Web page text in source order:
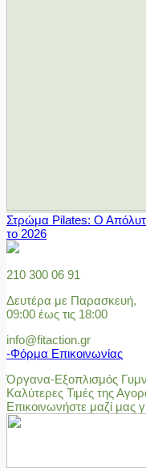
Στρώμα Pilates: Ο
το 2026
210 300 06 91
Δευτέρα με Παρασκευή,
09:00 έως τις 18:00
info@fitaction.gr
-Φόρμα Επικοινωνίας
Όργανα-Εξοπλισμός
Καλύτερες Τιμές της
Επικοινωνήστε μαζί μας